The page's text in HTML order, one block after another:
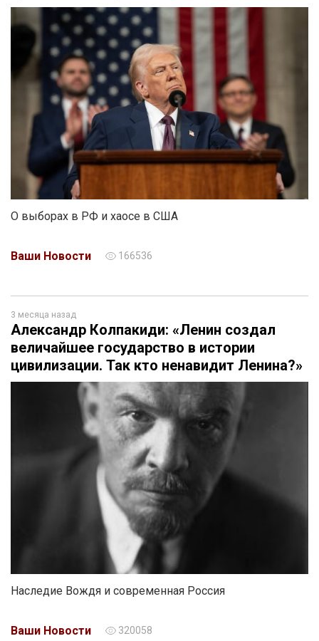
О выборах в РФ и хаосе в США
Ваши Новости 166536
3 месяца назад
Александр Колпакиди: «Ленин создал
величайшее государство в истории
цивилизации. Так кто ненавидит Ленина?»
Наследие Вождя и современная Россия
Ваши Новости 320058